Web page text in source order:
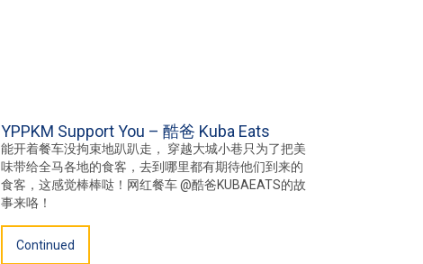
YPPKM Support You – 酷爸 Kuba Eats
能开着餐车没拘束地趴趴走， 穿越大城小巷只为了把美
味带给全马各地的食客，去到哪里都有期待他们到来的
食客，这感觉棒棒哒！网红餐车 @酷爸KUBAEATS的故
事来咯！
Continued